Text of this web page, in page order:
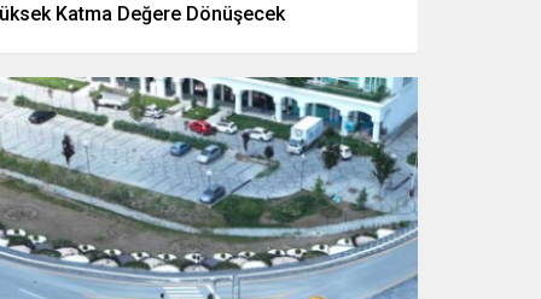
Katma Değere Dönüşecek